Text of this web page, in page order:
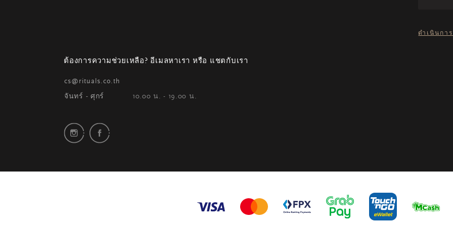
ต้องการความช่วยเหลือ? อีเมลหาเรา หรือ แชตกับเรา
cs@rituals.co.th
จันทร์ - ศุกร์ 10.00 น. - 19.00 น.
ดำเนินกา